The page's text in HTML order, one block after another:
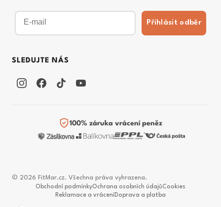
Email
Přihlásit odběr
SLEDUJTE NÁS
100% záruka vrácení peněz
© 2026 FitMar.cz. Všechna práva vyhrazena.
Obchodní podmínkyOchrana osobních údajůCookies
Reklamace a vrácení Doprava a platba